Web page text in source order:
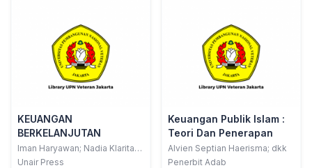
KEUANGAN
BERKELANJUTAN
Iman Haryawan; Nadia Klarita
Rahayu; Fajar Kristanto
Unair Press
Keuangan Publik Islam :
Teori Dan Penerapan
Alvien Septian Haerisma; dkk
Penerbit Adab